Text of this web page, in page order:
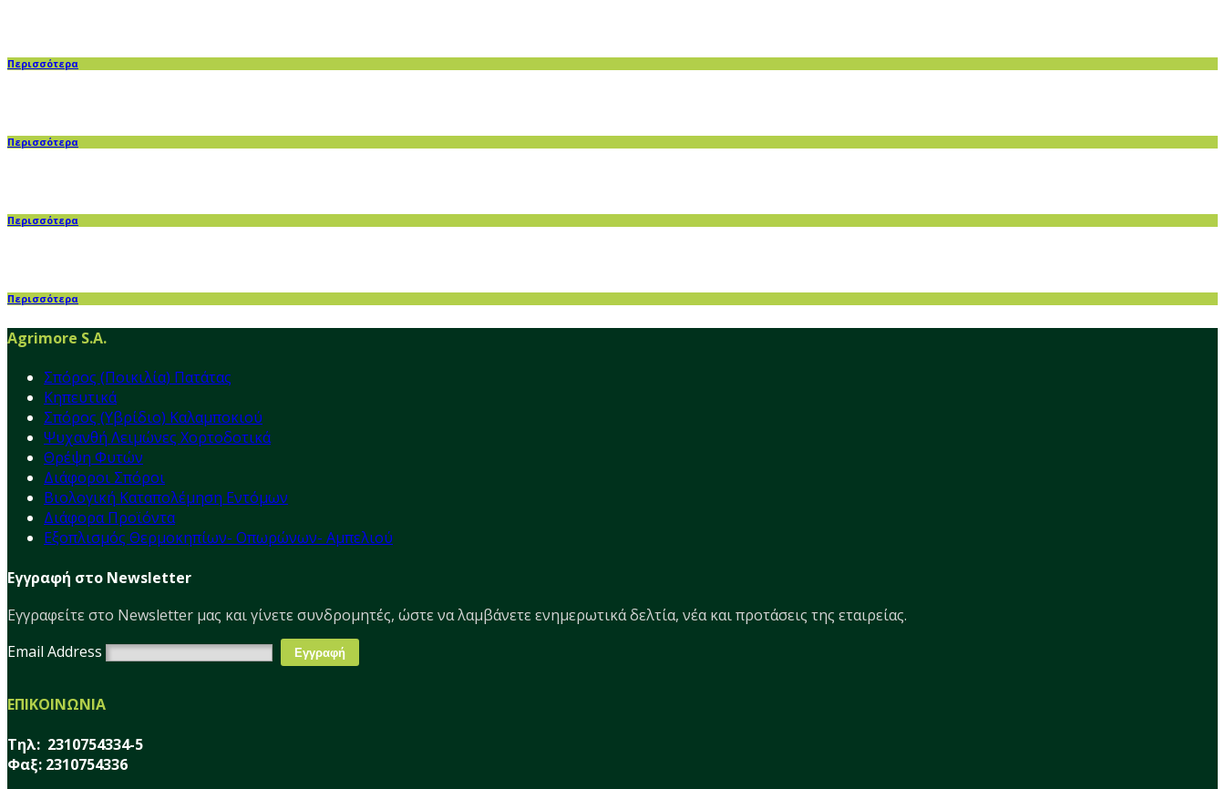
Περισσότερα
Περισσότερα
Περισσότερα
Περισσότερα
Agrimore S.A.
Σπόρος (Ποικιλία) Πατάτας
Κηπευτικά
Σπόρος (Υβρίδιο) Καλαμποκιού
Ψυχανθή Λειμώνες Χορτοδοτικά
Θρέψη Φυτών
Διάφοροι Σπόροι
Βιολογική Καταπολέμηση Εντόμων
Διάφορα Προϊόντα
Εξοπλισμός Θερμοκηπίων- Οπωρώνων- Αμπελιού
Εγγραφή στο Newsletter
Εγγραφείτε στο Νewsletter μας και γίνετε συνδρομητές, ώστε να λαμβάνετε ενημερωτικά δελτία, νέα και προτάσεις της εταιρείας.
Email Address
ΕΠΙΚΟΙΝΩΝΙΑ
Τηλ: 2310754334-5
Φαξ: 2310754336